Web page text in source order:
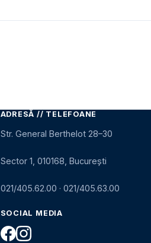
ADRESĂ // TELEFOANE
Str. General Berthelot 28–30
Sector 1, 010168, București
021/405.62.00 · 021/405.63.00
SOCIAL MEDIA